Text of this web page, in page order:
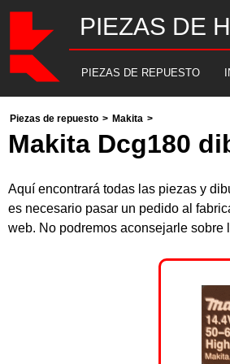
PIEZAS DE
PIEZAS DE REPUESTO
Piezas de repuesto > Makita >
Makita Dcg180
Aquí encontrará todas las piezas y
es necesario pasar un pedido al
web. No podremos aconsejarle sobre